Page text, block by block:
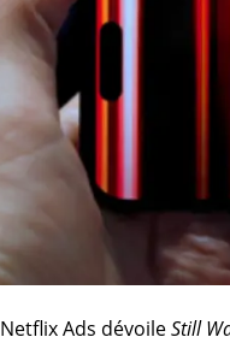
Netflix Ads dévoileStill